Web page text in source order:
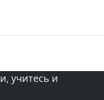
учитесь и